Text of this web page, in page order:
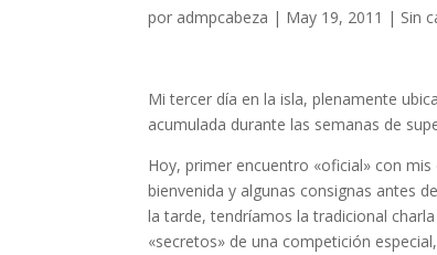
por admpcabeza | May 19, 2011 | Sin
Mi tercer día en la isla, plenamente
acumulada durante las semanas de
Hoy, primer encuentro «oficial» con
bienvenida y algunas consignas antes
la tarde, tendríamos la tradicional
«secretos» de una competición